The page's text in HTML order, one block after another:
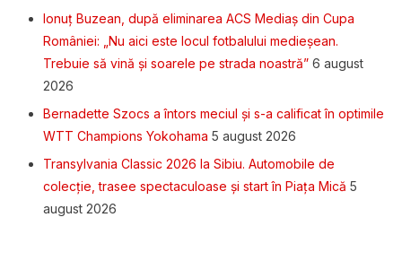
Ionuț Buzean, după eliminarea ACS Mediaș din Cupa
României: „Nu aici este locul fotbalului medieșean.
Trebuie să vină și soarele pe strada noastră” 6 august
2026
Bernadette Szocs a întors meciul și s-a calificat în optimile
WTT Champions Yokohama 5 august 2026
Transylvania Classic 2026 la Sibiu. Automobile de
colecție, trasee spectaculoase și start în Piața Mică 5
august 2026